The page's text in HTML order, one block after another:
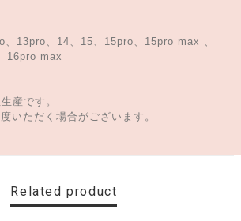
、13pro、14、15、15pro、15pro max 、
16pro max
産です。
いただく場合がございます。
Related product